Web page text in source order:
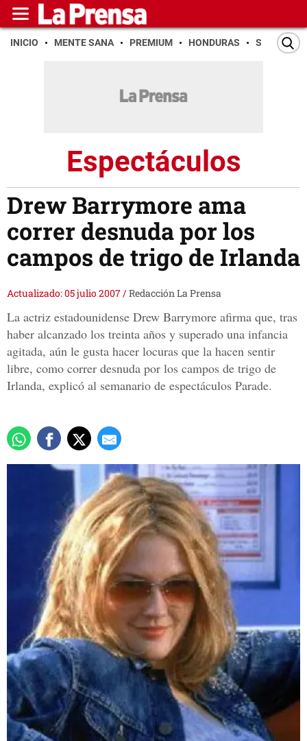
INICIO MENTE SANA PREMIUM HONDURAS SAN PEDRO
Espectáculos
Drew Barrymore ama
correr desnuda por los
campos de trigo de Irlanda
Actualizado: 05 julio 2007/Redacción La Prensa
La actriz estadounidense Drew Barrymore afirma que, tras
haber alcanzado los treinta años y superado una infancia
agitada, aún le gusta hacer locuras que la hacen sentir
libre, como correr desnuda por los campos de trigo de
Irlanda, explicó al semanario de espectáculos Parade.